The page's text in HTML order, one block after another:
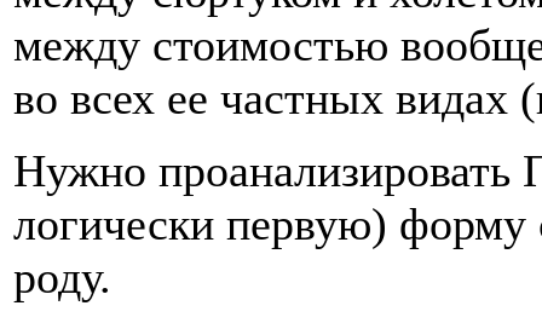
между стоимостью
во всех ее частных видах
Нужно
логически первую)
роду.